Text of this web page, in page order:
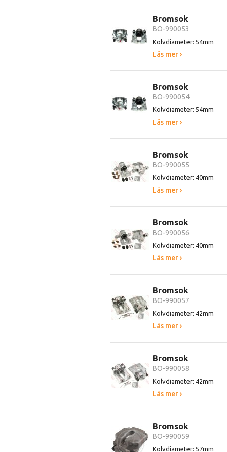
Bromsok
BO-990053
Kolvdiameter: 54mm
Läs mer ›
Bromsok
BO-990054
Kolvdiameter: 54mm
Läs mer ›
Bromsok
BO-990055
Kolvdiameter: 40mm
Läs mer ›
Bromsok
BO-990056
Kolvdiameter: 40mm
Läs mer ›
Bromsok
BO-990057
Kolvdiameter: 42mm
Läs mer ›
Bromsok
BO-990058
Kolvdiameter: 42mm
Läs mer ›
Bromsok
BO-990059
Kolvdiameter: 57mm